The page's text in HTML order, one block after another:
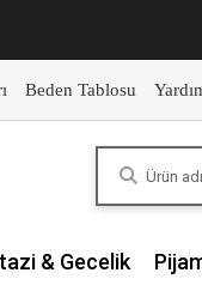
Beden Tablosu
& Gecelik